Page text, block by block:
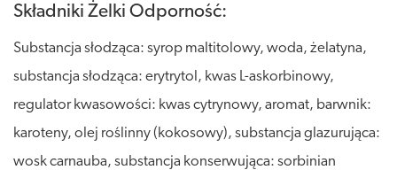
Składniki Żelki Odporność:
Substancja słodząca: syrop maltitolowy, woda, żelatyna,
substancja słodząca: erytrytol, kwas L-askorbinowy,
regulator kwasowości: kwas cytrynowy, aromat, barwnik:
karoteny, olej roślinny (kokosowy), substancja glazurująca:
wosk carnauba, substancja konserwująca: sorbinian